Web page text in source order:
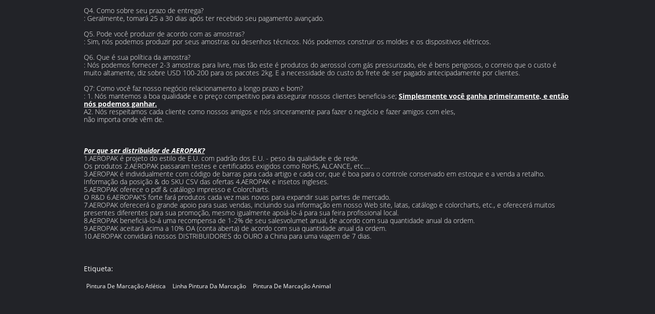
Q4. Como sobre seu prazo de entrega?
: Geralmente, tomará 25 a 30 dias após ter recebido seu pagamento avançado.
Q5. Pode você produzir de acordo com as amostras?
: Sim, nós podemos produzir por seus amostras ou desenhos técnicos. Nós podemos construir os moldes e os dispositivos elétricos.
Q6. Que é sua política da amostra?
: Nós podemos fornecer 2-3 amostras para livre, mas tão este é produtos do aerossol com gás pressurizado, ele é bens perigosos, o correio que o custo é
muito altamente, diz sobre USD 100-200 para os pacotes 2kg. E a necessidade do custo do frete de ser pagado antecipadamente por clientes.
Q7: Como você faz nosso negócio relacionamento a longo prazo e bom?
: 1. Nós mantemos a boa qualidade e o preço competitivo para assegurar nossos clientes beneficia-se; Simplesmente você ganha primeiramente, e então
nós podemos ganhar.
A2. Nós respeitamos cada cliente como nossos amigos e nós sinceramente para fazer o negócio e fazer amigos com eles,
não importa onde vêm de.
Por que ser distribuidor de AEROPAK?
1.AEROPAK é projeto do estilo de E.U. com padrão dos E.U. - peso da qualidade e de rede.
Os produtos 2.AEROPAK passaram testes e certificados exigidos como RoHS, ALCANCE, etc….
3.AEROPAK é individualmente com código de barras para cada artigo e cada cor, que é boa para o controle conservado em estoque e a venda a retalho.
Informação da posição & do SKU CSV das ofertas 4.AEROPAK e insetos ingleses.
5.AEROPAK oferece o pdf & catálogo impresso e Colorcharts.
O R&D 6.AEROPAK'S forte fará produtos cada vez mais novos para expandir suas partes de mercado.
7.AEROPAK oferecerá o grande apoio para suas vendas, incluindo sua informação em nosso Web site, latas, catálogo e colorcharts, etc., e oferecerá muitos
presentes diferentes para sua promoção, mesmo igualmente apoiá-lo-á para sua feira profissional local.
8.AEROPAK beneficiá-lo-á uma recompensa de 1-2% de seu salesvolumet anual, de acordo com sua quantidade anual da ordem.
9.AEROPAK aceitará acima a 10% OA (conta aberta) de acordo com sua quantidade anual da ordem.
10.AEROPAK convidará nossos DISTRIBUIDORES do OURO a China para uma viagem de 7 dias.
Etiqueta:
Pintura De Marcação Atlética Linha Pintura Da Marcação Pintura De Marcação Animal